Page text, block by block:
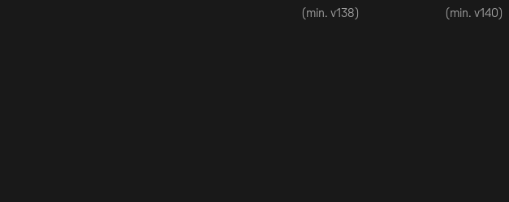
(min. v138)
(min. v140)